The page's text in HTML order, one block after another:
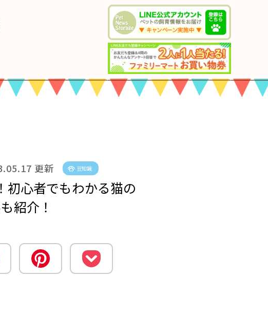
更新 豆知識
初心者でもわかる猫の
紹介！